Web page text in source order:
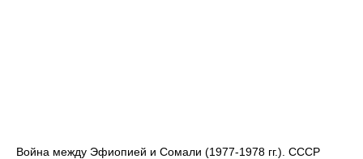
Война между Эфиопией и Сомали (1977-1978 гг.). СССР